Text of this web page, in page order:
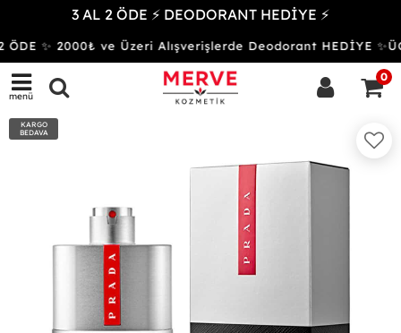
3 AL 2 ÖDE ⚡ DEODORANT HEDİYE ⚡
✨ 2000₺ ve Üzeri Alışverişlerde Deodorant HEDİYE
menü
0
KARGO
BEDAVA